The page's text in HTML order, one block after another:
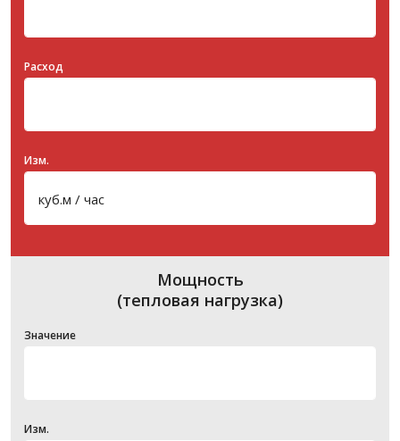
Расход
Изм.
Мощность
(тепловая нагрузка)
Значение
Изм.